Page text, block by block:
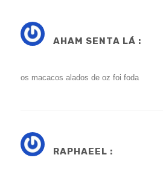
AHAM SENTA LÁ :
os macacos alados de oz foi foda
RAPHAEEL :